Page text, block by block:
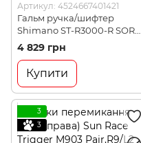
Артикул: 4524667401421
Гальм ручка/шифтер
Shimano ST-R3000-R SORA
Dual Control 9-швидк.
правий (STR3000RIA)
4 829 грн
Купити
3
3